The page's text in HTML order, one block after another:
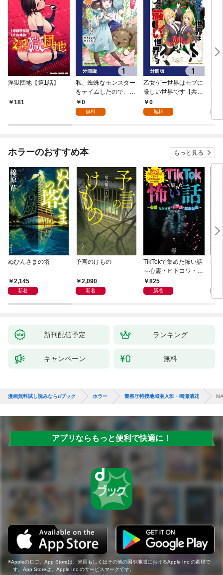
淫獄団地【第1話】
181
私、蜘蛛なモンスター
をテイムしたので、ス
パイダーシルクで裁縫
を頑張ります！【分冊
0
無料
乙女ゲー世界はモブに
厳しい世界です【共和
国編】【分冊版】 1
0
無料
乙
ホラーのおすすめ本 もっと見る
ぬひんさまの塔
2,145
新着
予言のけもの
2,090
新着
TikTokで集めた怖い話
～心霊・ヒトコワ・不
思議・都市伝説～
825
新着
恐
新刊配信予定 ランキング
キャンペーン 無料
漫画無料試し読みならdブック ホラー 警察庁特捜地域潜入班・鳴瀬清花
アプリならもっと便利で快適に！
Appleのロゴ、App Storeは、米国もしくはその他の国や地域におけるApple Inc.の商標で
す。App Storeは、Apple Inc.のサービスマークです。